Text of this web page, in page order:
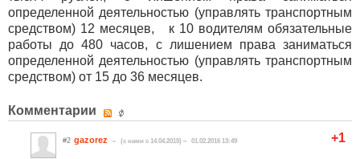
определенной деятельностью (управлять транспортным
средством) 12 месяцев, к 10 водителям обязательные
работы до 480 часов, с лишением права заниматься
определенной деятельностью (управлять транспортным
средством) от 15 до 36 месяцев.
Комментарии
+1
#2 gazorez (c нами с 14.04.2015) 01.02.2016 13:49